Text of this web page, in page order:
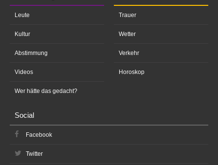
Leute
Kultur
Abstimmung
Videos
Wer hätte das gedacht?
Trauer
Wetter
Verkehr
Horoskop
Social
Facebook
Twitter